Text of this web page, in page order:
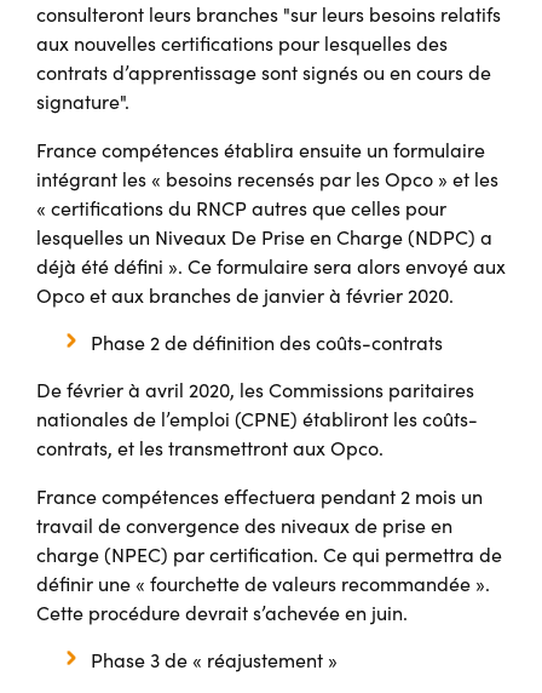
consulteront leurs branches "sur leurs besoins relatifs
aux nouvelles certifications pour lesquelles des
contrats d’apprentissage sont signés ou en cours de
signature".
France compétences établira ensuite un formulaire
intégrant les « besoins recensés par les Opco » et les
« certifications du RNCP autres que celles pour
lesquelles un Niveaux De Prise en Charge (NDPC) a
déjà été défini ». Ce formulaire sera alors envoyé aux
Opco et aux branches de janvier à février 2020.
Phase 2 de définition des coûts-contrats
De février à avril 2020, les Commissions paritaires
nationales de l’emploi (CPNE) établiront les coûts-
contrats, et les transmettront aux Opco.
France compétences effectuera pendant 2 mois un
travail de convergence des niveaux de prise en
charge (NPEC) par certification. Ce qui permettra de
définir une « fourchette de valeurs recommandée ».
Cette procédure devrait s’achevée en juin.
Phase 3 de « réajustement »